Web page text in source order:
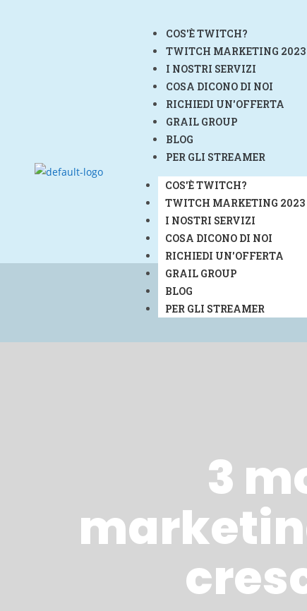
COS'È TWITCH?
TWITCH MARKETING 2023
I NOSTRI SERVIZI
COSA DICONO DI NOI
RICHIEDI UN'OFFERTA
GRAIL GROUP
BLOG
PER GLI STREAMER
COS'È TWITCH?
TWITCH MARKETING 2023
I NOSTRI SERVIZI
COSA DICONO DI NOI
RICHIEDI UN'OFFERTA
GRAIL GROUP
BLOG
PER GLI STREAMER
3